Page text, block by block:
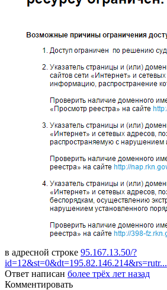
в адресной строке 95.167.13.50/?
id=12&st=0&dt=195.82.146.214&rs=rutr...
Ответ написан более трёх лет назад
Комментировать